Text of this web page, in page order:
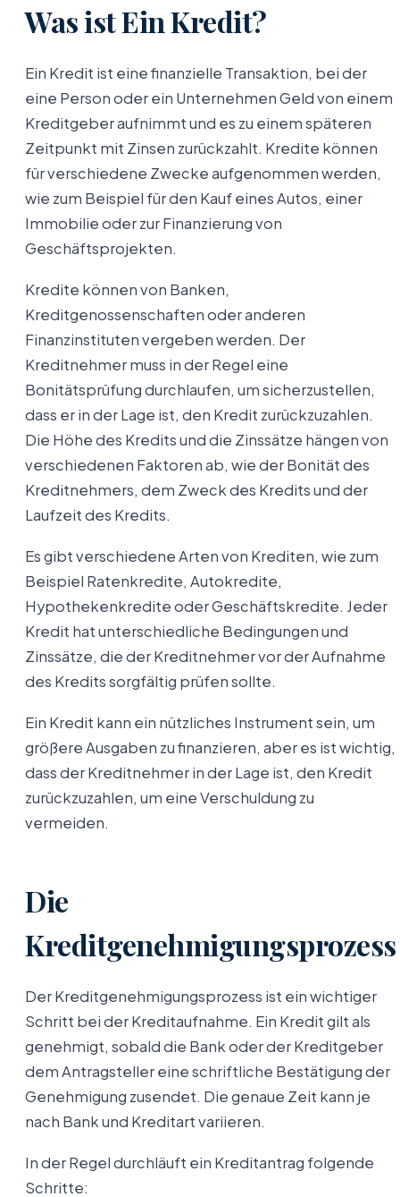
Was ist Ein Kredit?
Ein Kredit ist eine finanzielle Transaktion, bei der
eine Person oder ein Unternehmen Geld von einem
Kreditgeber aufnimmt und es zu einem späteren
Zeitpunkt mit Zinsen zurückzahlt. Kredite können
für verschiedene Zwecke aufgenommen werden,
wie zum Beispiel für den Kauf eines Autos, einer
Immobilie oder zur Finanzierung von
Geschäftsprojekten.
Kredite können von Banken,
Kreditgenossenschaften oder anderen
Finanzinstituten vergeben werden. Der
Kreditnehmer muss in der Regel eine
Bonitätsprüfung durchlaufen, um sicherzustellen,
dass er in der Lage ist, den Kredit zurückzuzahlen.
Die Höhe des Kredits und die Zinssätze hängen von
verschiedenen Faktoren ab, wie der Bonität des
Kreditnehmers, dem Zweck des Kredits und der
Laufzeit des Kredits.
Es gibt verschiedene Arten von Krediten, wie zum
Beispiel Ratenkredite, Autokredite,
Hypothekenkredite oder Geschäftskredite. Jeder
Kredit hat unterschiedliche Bedingungen und
Zinssätze, die der Kreditnehmer vor der Aufnahme
des Kredits sorgfältig prüfen sollte.
Ein Kredit kann ein nützliches Instrument sein, um
größere Ausgaben zu finanzieren, aber es ist wichtig,
dass der Kreditnehmer in der Lage ist, den Kredit
zurückzuzahlen, um eine Verschuldung zu
vermeiden.
Die
Kreditgenehmigungsprozess
Der Kreditgenehmigungsprozess ist ein wichtiger
Schritt bei der Kreditaufnahme. Ein Kredit gilt als
genehmigt, sobald die Bank oder der Kreditgeber
dem Antragsteller eine schriftliche Bestätigung der
Genehmigung zusendet. Die genaue Zeit kann je
nach Bank und Kreditart variieren.
In der Regel durchläuft ein Kreditantrag folgende
Schritte: